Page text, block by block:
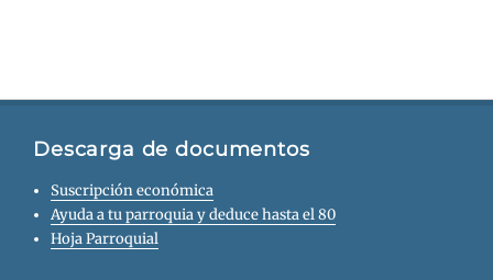
Descarga de documentos
Suscripción económica
Ayuda a tu parroquia y deduce hasta el 80
Hoja Parroquial